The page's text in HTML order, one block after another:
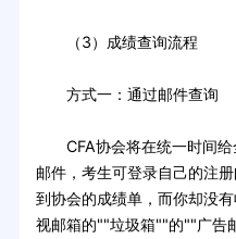
（3）成绩查询流程
方式一：通过邮件查询
CFA协会将在统一时间给
邮件，考生可登录自己的注
到协会的成绩单，而你却没
视邮箱的""垃圾箱""的""广告